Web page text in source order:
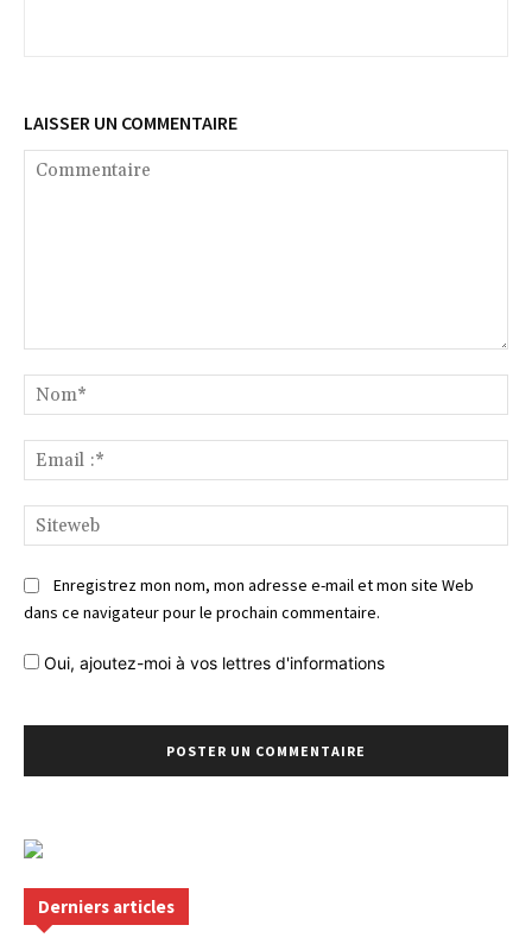
LAISSER UN COMMENTAIRE
:*
Enregistrez mon nom, mon adresse e-mail et mon site Web
dans ce navigateur pour le prochain commentaire.
Oui, ajoutez-moi à vos lettres d'informations
Derniers articles